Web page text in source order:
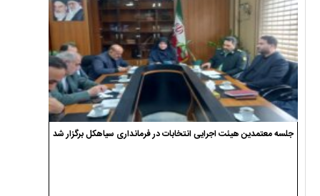
جلسه معتمدین هیئت اجرایی انتخابات در فرمانداری سیاهکل برگزار شد